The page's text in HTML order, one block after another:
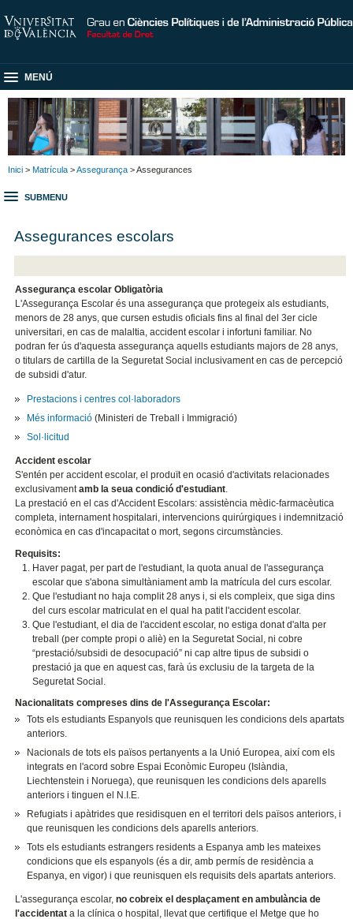
MENÚ
Inici > Matrícula >Assegurança > Assegurances
SUBMENU
Assegurances escolars
Assegurança escolar Obligatòria
L'Assegurança Escolar és una assegurança que protegeix als estudiants,
menors de 28 anys, que cursen estudis oficials fins al final del 3er cicle
universitari, en cas de malaltia, accident escolar i infortuni familiar. No
podran fer ús d'aquesta assegurança aquells estudiants majors de 28 anys,
o titulars de cartilla de la Seguretat Social inclusivament en cas de percepció
de subsidi d'atur.
Prestacions i centres col·laboradors
Més informació (Ministeri de Treball i Immigració)
Sol·licitud
Accident escolar
S'entén per accident escolar, el produït en ocasió d'activitats relacionades
exclusivamentamb la seua condició d'estudiant.
La prestació en el cas d'Accident Escolars: assistència mèdic-farmacèutica
completa, internament hospitalari, intervencions quirúrgiques i indemnització
econòmica en cas d'incapacitat o mort, segons circumstàncies.
Requisits:
Haver pagat, per part de l'estudiant, la quota anual de l'assegurança
escolar que s'abona simultàniament amb la matrícula del curs escolar.
Que l'estudiant no haja complit 28 anys i, si els compleix, que siga dins
del curs escolar matriculat en el qual ha patit l'accident escolar.
Que l'estudiant, el dia de l'accident escolar, no estiga donat d'alta per
treball (per compte propi o aliè) en la Seguretat Social, ni cobre
“prestació/subsidi de desocupació” ni cap altre tipus de subsidi o
prestació ja que en aquest cas, farà ús exclusiu de la targeta de la
Seguretat Social.
Nacionalitats compreses dins de l'Assegurança Escolar:
Tots els estudiants Espanyols que reunisquen les condicions dels apartats
anteriors.
Nacionals de tots els països pertanyents a la Unió Europea, així com els
integrats en l'acord sobre Espai Econòmic Europeu (Islàndia,
Liechtenstein i Noruega), que reunisquen les condicions dels aparells
anteriors i tinguen el N.I.E.
Refugiats i apàtrides que residisquen en el territori dels països anteriors, i
que reunisquen les condicions dels aparells anteriors.
Tots els estudiants estrangers residents a Espanya amb les mateixes
condicions que els espanyols (és a dir, amb permís de residència a
Espanya, en vigor) i que reunisquen els requisits dels apartats anteriors.
L'assegurança escolar,no cobreix el desplaçament en ambulància de
l'accidentat a la clínica o hospital, llevat que certifique el Metge que ho